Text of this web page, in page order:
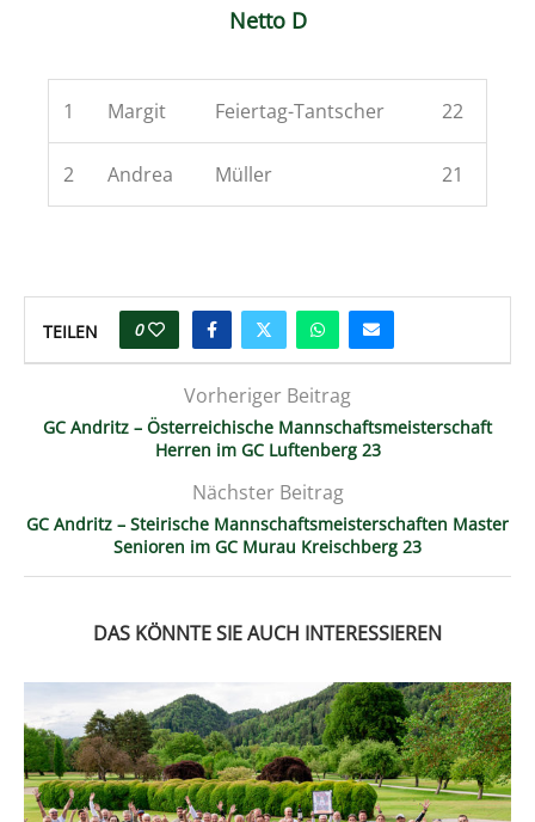
Netto D
1 Margit Feiertag-Tantscher 22
2 Andrea Müller 21
TEILEN 0
Vorheriger Beitrag
GC Andritz – Österreichische Mannschaftsmeisterschaft
Herren im GC Luftenberg 23
Nächster Beitrag
GC Andritz – Steirische Mannschaftsmeisterschaften Master
Senioren im GC Murau Kreischberg 23
DAS KÖNNTE SIE AUCH INTERESSIEREN